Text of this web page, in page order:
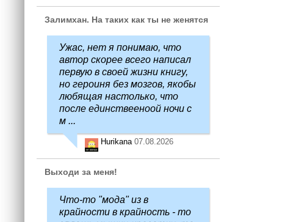
Залимхан. На таких как ты не женятся
Ужас, нет я понимаю, что
автор скорее всего написал
первую в своей жизни книгу,
но героиня без мозгов, якобы
любящая настолько, что
после единствееноой ночи с
м ...
Hurikana 07.08.2026
Выходи за меня!
Что-то "мода" из в
крайности в крайность - то